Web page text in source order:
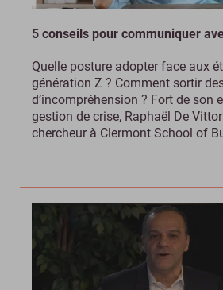
5 conseils pour communiquer
Quelle posture adopter face aux
génération Z ? Comment sortir
d’incompréhension ? Fort de son
gestion de crise, Raphaël De
chercheur à Clermont School of